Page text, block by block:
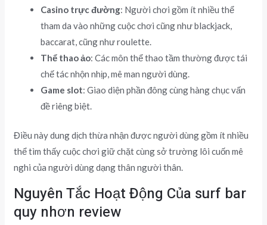
Casino trực đường: Người chơi gồm ít nhiều thể
tham da vào những cuộc chơi cũng như blackjack,
baccarat, cũng như roulette.
Thể thao ảo: Các môn thể thao tầm thường được tái
chế tác nhộn nhịp, mê man người dùng.
Game slot: Giao diện phần đông cùng hàng chục vấn
đề riêng biệt.
Điều này dung dịch thừa nhận được người dùng gồm ít nhiều
thể tìm thấy cuộc chơi giữ chặt cùng sở trường lôi cuốn mê
nghi của người dùng dạng thân người thân.
Nguyên Tắc Hoạt Động Của surf bar
quy nhơn review